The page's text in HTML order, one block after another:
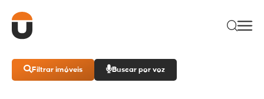
Filtrar imóveis Buscar por voz